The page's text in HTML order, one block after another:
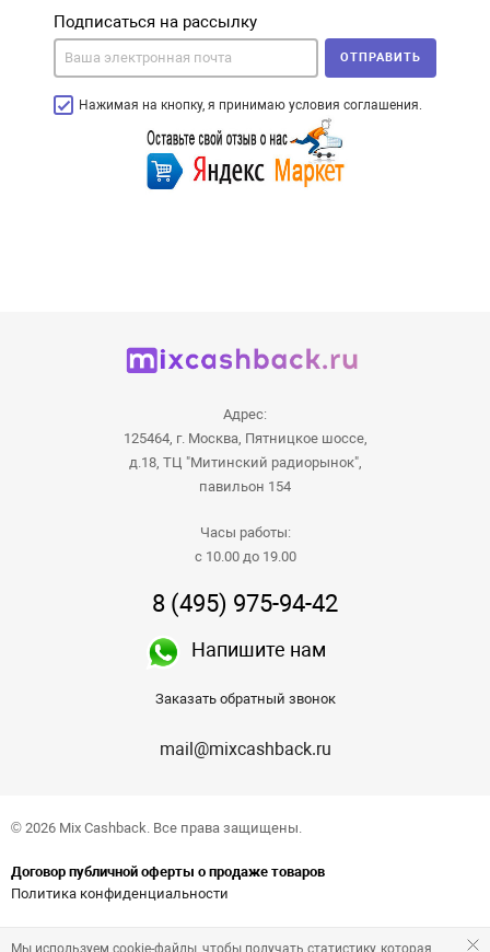
Подписаться на рассылку
Нажимая на кнопку, я принимаю условия соглашения.
ОТПРАВИТЬ
Адрес:
125464, г. Москва, Пятницкое шоссе,
д.18, ТЦ "Митинский радиорынок",
павильон 154
Часы работы:
с 10.00 до 19.00
8 (495) 975-94-42
Напишите нам
Заказать обратный звонок
mail@mixcashback.ru
© 2026 Mix Cashback. Все права защищены.
Договор публичной оферты о продаже товаров
Политика конфиденциальности
Мы используем cookie-файлы, чтобы получать статистику, которая